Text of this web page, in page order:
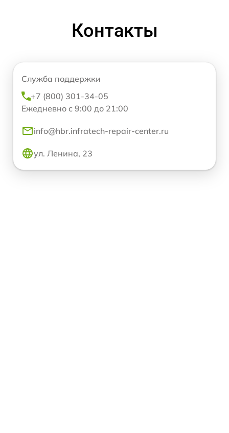
Контакты
Служба поддержки
+7 (800) 301-34-05
Ежедневно с 9:00 до 21:00
info@hbr.infratech-repair-center.ru
ул. Ленина, 23